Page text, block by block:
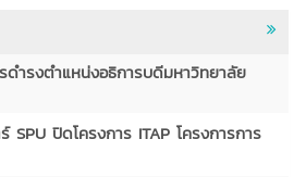
ดำรงตำแหน่งอธิการบดีมหาวิทยาลัย
SPU ปิดโครงการ ITAP โครงการการ